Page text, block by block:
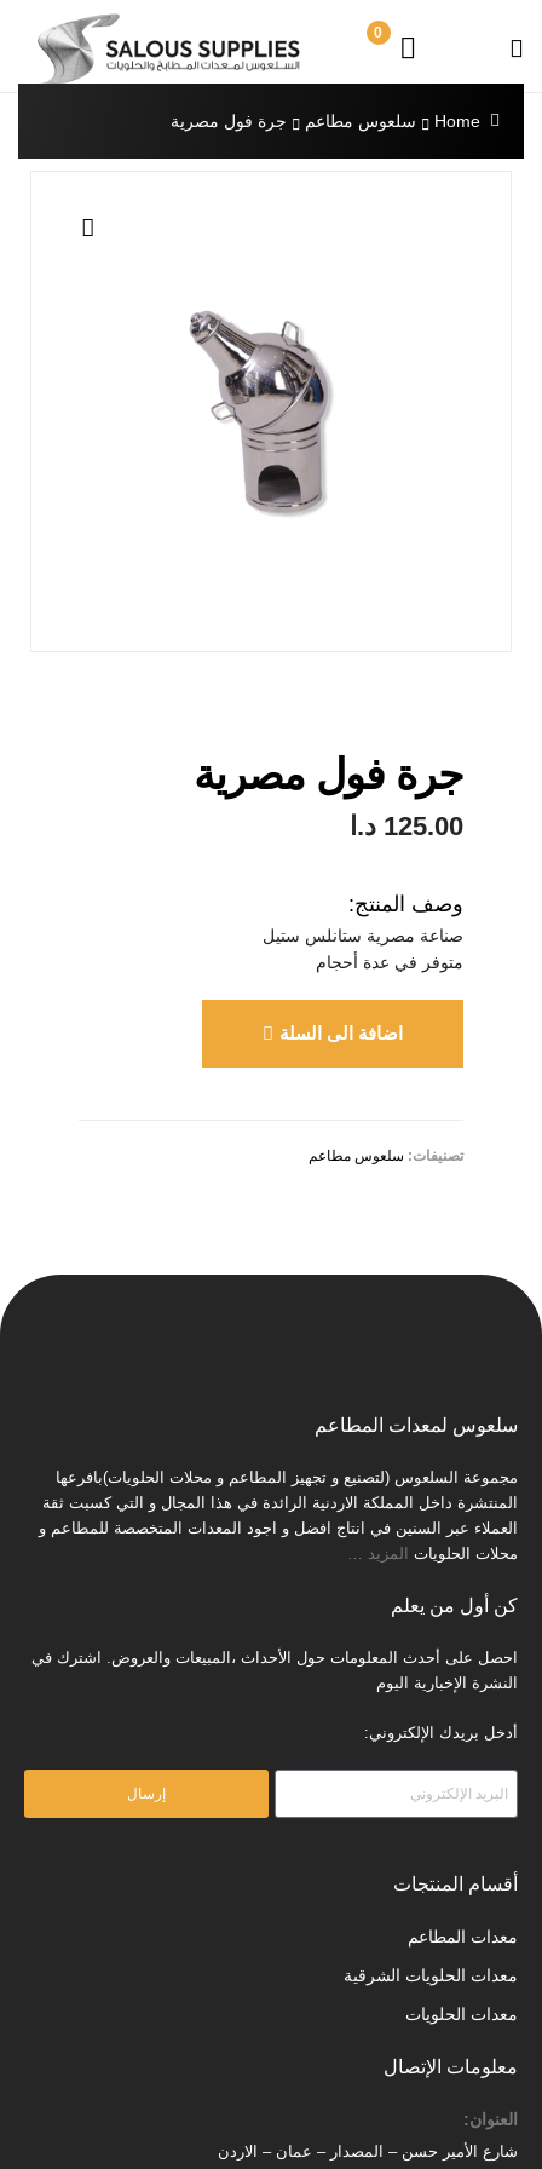
0
Home سلعوس مطاعم جرة فول مصرية
جرة فول مصرية
125.00 د.ا
وصف المنتج:
صناعة مصرية ستانلس ستيل
متوفر في عدة أحجام
اضافة الى السلة
تصنيفات: سلعوس مطاعم
سلعوس لمعدات المطاعم
مجموعة السلعوس (لتصنيع و تجهيز المطاعم و محلات الحلويات)بافرعها
المنتشرة داخل المملكة الاردنية الرائدة في هذا المجال و التي كسبت ثقة
العملاء عبر السنين في انتاج افضل و اجود المعدات المتخصصة للمطاعم و
محلات الحلويات المزيد
كن أول من يعلم
احصل على أحدث المعلومات حول الأحداث ،المبيعات والعروض. اشترك في
النشرة الإخبارية اليوم
أدخل بريدك الإلكتروني:
إرسال
أقسام المنتجات
معدات المطاعم
معدات الحلويات الشرقية
معدات الحلويات
معلومات الإتصال
العنوان:
شارع الأمير حسن – المصدار – عمان – الاردن